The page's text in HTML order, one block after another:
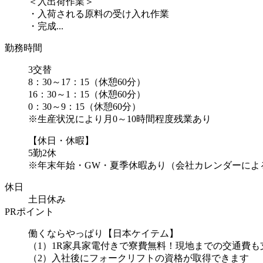
・入荷される原料の受け入れ作業
・完成...
勤務時間
3交替
8：30～17：15（休憩60分）
16：30～1：15（休憩60分）
0：30～9：15（休憩60分）
※生産状況により月0～10時間程度残業あり
【休日・休暇】
5勤2休
※年末年始・GW・夏季休暇あり（会社カレンダーによ
休日
土日休み
PRポイント
働くならやっぱり【日本ケイテム】
（1）1R家具家電付きで寮費無料！現地までの交通費も
（2）入社後にフォークリフトの資格が取得できます